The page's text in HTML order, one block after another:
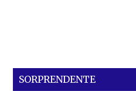
SORPRENDENTE